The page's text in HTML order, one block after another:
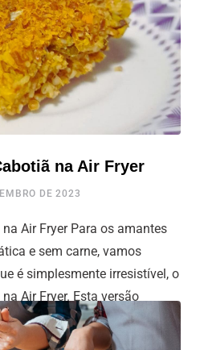
robusto. Nesta versão,
a
na Air Fryer
DE 2023
Air Fryer Para os amantes
e sem carne, vamos
é simplesmente irresistível, o
Air Fryer. Esta versão
une a cremosidade da
de fritar na Air Fryer.